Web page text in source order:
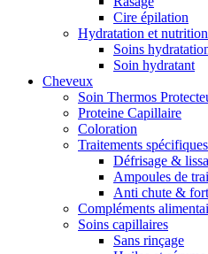
Cire épilation
Hydratation et
Soins
Soin hydratant
Cheveux
Soin Thermos
Proteine Capillaire
Coloration
Traitements spécifiques
Défrisage &
Ampoules de
Anti chute &
Compléments
Soins capillaires
Sans rinçage